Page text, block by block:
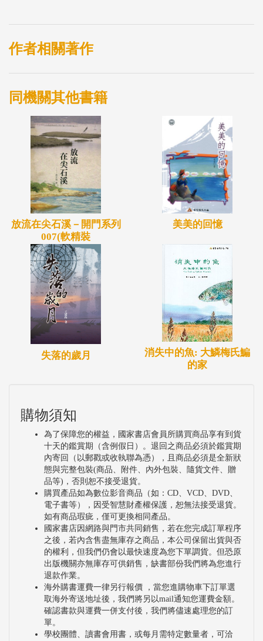
的書寫，也是刻畫四百多年歷史的真實呈現。
作者相關著作
同機關其他書籍
放流在尖石溪－開門系列
007(軟精裝
美美的回憶
失落的歲月
消失中的魚: 大鱗梅氏鯿
的家
購物須知
為了保障您的權益，國家書店會員所購買商品享有到貨
十天的鑑賞期（含例假日）。退回之商品必須於鑑賞期
內寄回（以郵戳或收執聯為憑），且商品必須是全新狀
態與完整包裝(商品、附件、內外包裝、隨貨文件、贈
品等)，否則恕不接受退貨。
購買產品如為數位影音商品（如：CD、VCD、DVD、
電子書等），因受智慧財產權保護，恕無法接受退貨。
如有商品瑕疵，僅可更換相同產品。
國家書店因網路與門市共同銷售，若在您完成訂單程序
之後，若內含售盡無庫存之商品，本公司保留出貨與否
的權利，但我們仍會以最快速度為您下單調貨。但恐原
出版機關亦無庫存可供銷售，缺書部份我們將為您進行
退款作業。
海外購書運費一律另行報價 ，當您進購物車下訂單選
取海外寄送地址後，我們將另以mail通知您運費金額。
確認書款與運費一併支付後，我們將儘速處理您的訂
單。
學校團體、讀書會用書，或每月需特定數量者，可洽